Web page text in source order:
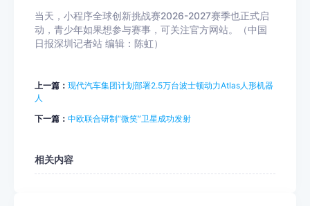
当天，小程序全球创新挑战赛2026-2027赛季也正式启
动，青少年如果想参与赛事，可关注官方网站。（中国
日报深圳记者站 编辑：陈虹）
上一篇： 现代汽车集团计划部署2.5万台波士顿动力Atlas人形机器
人
下一篇： 中欧联合研制“微笑”卫星成功发射
相关内容